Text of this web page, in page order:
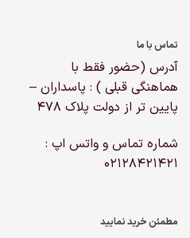
تماس با ما
آدرس (حضور فقط با
هماهنگی قبلی ) : پاسداران –
پایین تر از دولت پلاک ۴۷۸
شماره تماس و واتس اپ :
02128421421
مطمئن خرید نمایید